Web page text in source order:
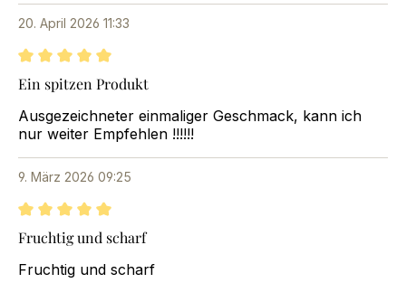
20. April 2026 11:33
Bewertung mit 5 von 5 Sternen
Ein spitzen Produkt
Ausgezeichneter einmaliger Geschmack, kann ich
nur weiter Empfehlen !!!!!!
9. März 2026 09:25
Bewertung mit 5 von 5 Sternen
Fruchtig und scharf
Fruchtig und scharf